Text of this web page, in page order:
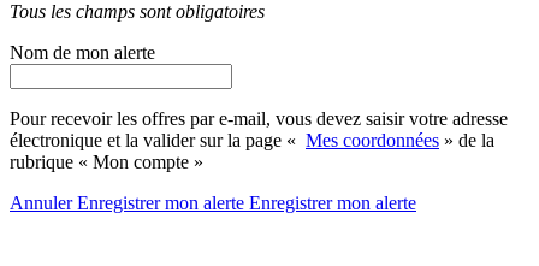
Tous les champs sont obligatoires
Nom de mon alerte
Pour recevoir les offres par e-mail, vous devez saisir votre adresse
électronique et la valider sur la page « Mes coordonnées » de la
rubrique « Mon compte »
AnnulerEnregistrer mon alerte Enregistrermon alerte